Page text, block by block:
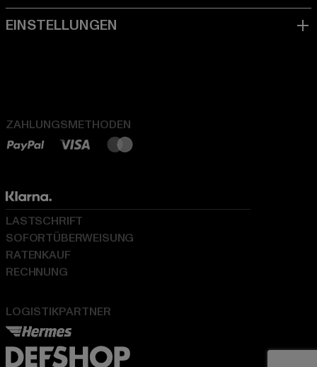
ZAHLUNGSMETHODEN
LOGISTIKPARTNER
LASTSCHRIFT
SOFORTÜBERWEISUNG
RATENKAUF
RECHNUNG